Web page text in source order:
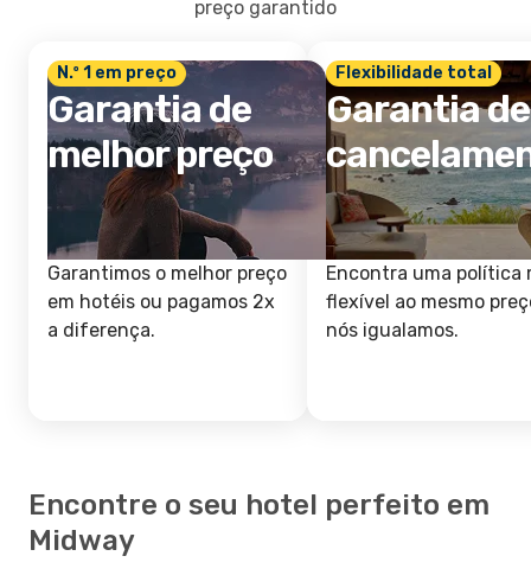
preço garantido
N.º 1 em preço
Garantia de
melhor preço
Garantimos o melhor preço
em hotéis ou pagamos 2x
a diferença.
Flexibilidade total
Garantia de
Encontra uma política
flexível ao mesmo
nós igualamos.
Encontre o seu hotel perfeito em
Midway